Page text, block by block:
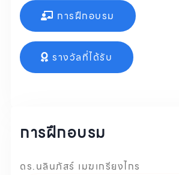
การฝึกอบรม
รางวัลที่ได้รับ
การฝึกอบรม
ดร.นลินภัสร์ เมฆเกรียงไกร